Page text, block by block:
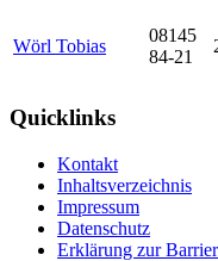
Wörl Tobias
08145
84-21
Quicklinks
Kontakt
Inhaltsverzeichnis
Impressum
Datenschutz
Erklärung zur